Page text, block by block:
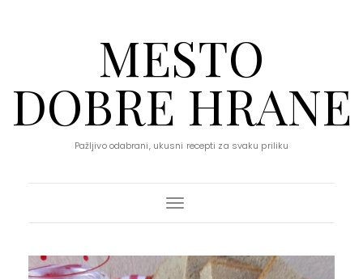
MESTO
DOBRE HRANE
Pažljivo odabrani, ukusni recepti za svaku priliku
Toggle Navigation